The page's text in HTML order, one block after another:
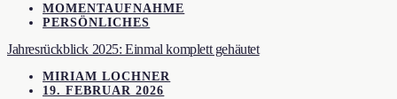
MOMENTAUFNAHME
PERSÖNLICHES
Jahresrückblick 2025: Einmal komplett gehäutet
MIRIAM LOCHNER
19. FEBRUAR 2026